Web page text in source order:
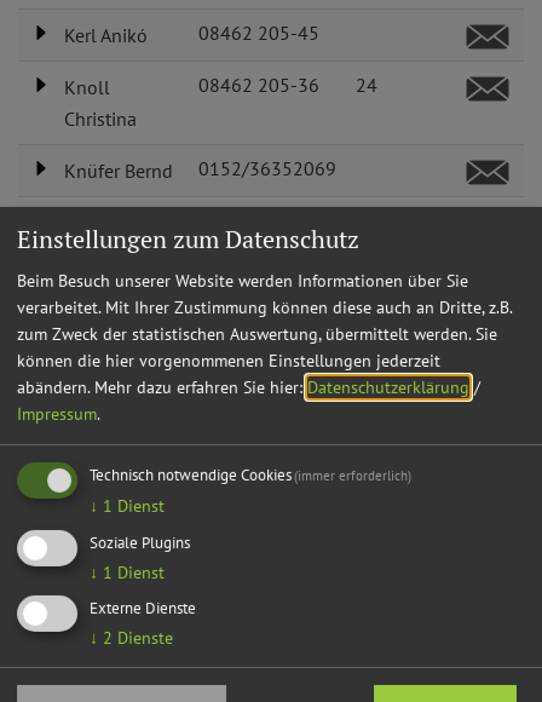
Kerl Anikó 08462 205-45
Knoll
Christina
08462 205-36 24
Knüfer Bernd 0152/36352069
Christian
Lafère
Martina
08462 205-40 2
Lang Manfred 08462 205-38 24
Lell Marion 08462 205-31 20
Lindner
Thomas
08462 205-30
Mayer
Madeleine
Meier Maria
Einstellungen zum Datenschutz
Beim Besuch unserer Website werden Informationen über Sie
verarbeitet. Mit Ihrer Zustimmung können diese auch an Dritte, z.B.
zum Zweck der statistischen Auswertung, übermittelt werden. Sie
können die hier vorgenommenen Einstellungen jederzeit
abändern. Mehr dazu erfahren Sie hier: Datenschutzerklärung /
Impressum.
Technisch notwendige Cookies(immer erforderlich)
↓ 1 Dienst
Soziale Plugins
↓ 1 Dienst
Externe Dienste
↓ 2 Dienste